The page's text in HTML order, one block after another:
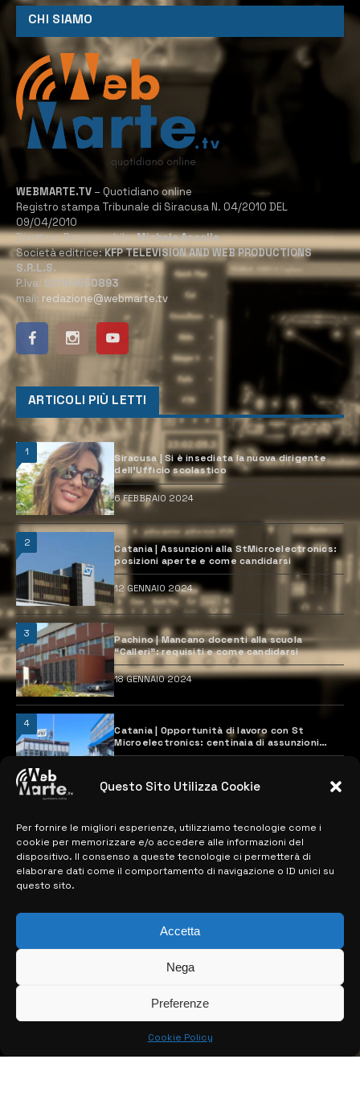
Questo Sito Utilizza Cookie
Per fornire le migliori esperienze, utilizziamo tecnologie come i
cookie per memorizzare e/o accedere alle informazioni del
dispositivo. Il consenso a queste tecnologie ci permetterà di
elaborare dati come il comportamento di navigazione o ID unici su
questo sito.
Accetta
Nega
Preferenze
Cookie Policy
CHI SIAMO
WEBMARTE.TV – Quotidiano online
Registro stampa Tribunale di Siracusa N. 04/2010 DEL
09/04/2010
Direttore Responsabile:Michele Accolla
Società editrice:KFP TELEVISION AND WEB PRODUCTIONS
S.R.L.S.
P.Iva: 02184950893
mail: redazione@webmarte.tv
ARTICOLI PIÙ LETTI
1
Siracusa | Si è insediata la nuova dirigente
dell’Ufficio scolastico
6 FEBBRAIO 2024
2
Catania | Assunzioni alla StMicroelectronics:
posizioni aperte e come candidarsi
12 GENNAIO 2024
3
Pachino | Mancano docenti alla scuola
“Calleri”: requisiti e come candidarsi
18 GENNAIO 2024
4
Catania | Opportunità di lavoro con St
Microelectronics: centinaia di assunzioni
previste
MAPPA DEL SITO
> NOTIZIE